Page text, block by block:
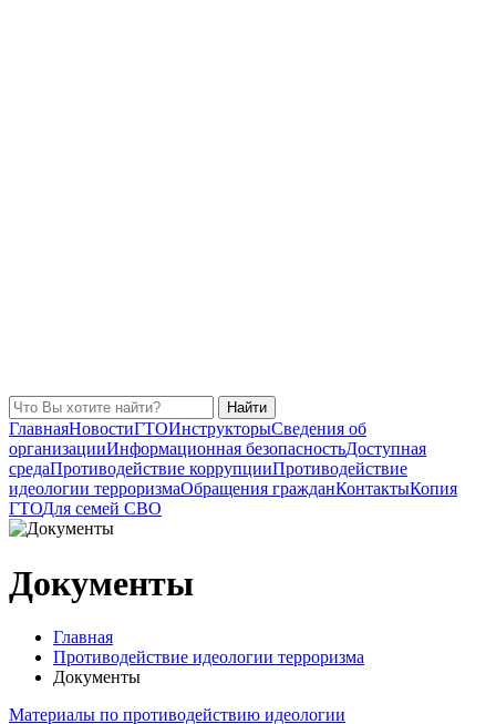
Найти
ГлавнаяНовостиГТОИнструкторыСведения об
организацииИнформационная безопасностьДоступная
средаПротиводействие коррупцииПротиводействие
идеологии терроризмаОбращения гражданКонтактыКопия
ГТОДля семей СВО
Документы
Главная
Противодействие идеологии терроризма
Документы
Материалы по противодействию идеологии